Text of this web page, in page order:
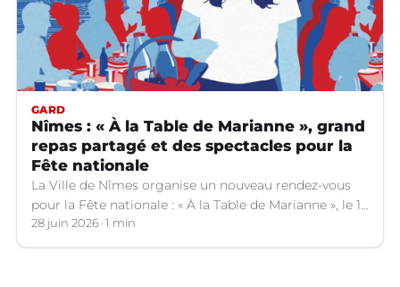
GARD
Nîmes : « À la Table de Marianne », grand
repas partagé et des spectacles pour la
Fête nationale
La Ville de Nîmes organise un nouveau rendez-vous
pour la Fête nationale : « À la Table de Marianne », le 13
juillet prochain.
28 juin 2026 1 min